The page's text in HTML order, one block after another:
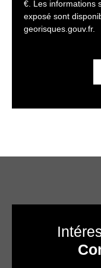
€. Les informations
exposé sont
georisques.gouv.fr.